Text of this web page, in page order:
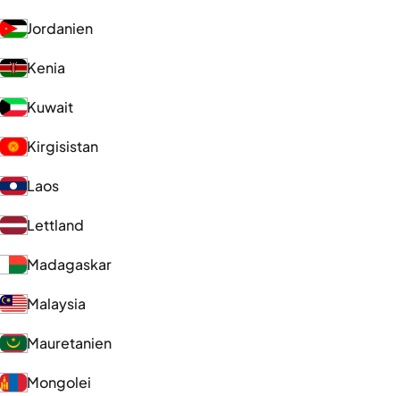
Jordanien
Kenia
Kuwait
Kirgisistan
Laos
Lettland
Madagaskar
Malaysia
Mauretanien
Mongolei